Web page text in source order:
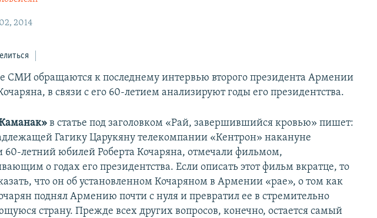
2014
СМИ обращаются к последнему интервью второго президента Армении
в связи с его 60-летием анализируют годы его президентства.
в статье под заголовком «Рай, завершившийся кровью» пишет:
Гагику Царукяну телекомпании «Кентрон» накануне
60-летний юбилей Роберта Кочаряна, отмечали фильмом,
о годах его президентства. Если описать этот фильм вкратце, то
что он об установленном Кочаряном в Армении «рае», о том как
поднял Армению почти с нуля и превратил ее в стремительно
страну. Прежде всех других вопросов, конечно, остается самый